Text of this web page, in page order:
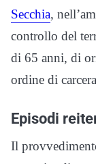
Secchia,
controllo del
di 65 anni, di
ordine di
Episodi
Il